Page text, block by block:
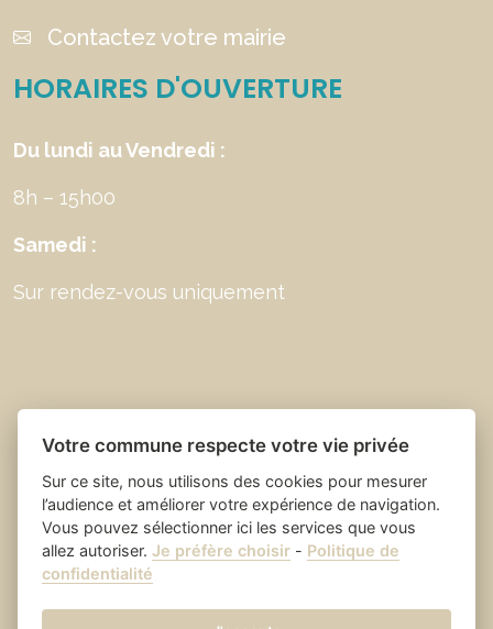
Contactez votre mairie
HORAIRES D'OUVERTURE
Du lundi au Vendredi :
8h – 15h00
Samedi :
Sur rendez-vous uniquement
Place du village la solution web
et appli des collectivités
- Saint Laurent
Mentions légales-- Gestion des cookies
Votre commune respecte votre vie privée
Sur ce site, nous utilisons des cookies pour mesurer
l’audience et améliorer votre expérience de navigation.
Vous pouvez sélectionner ici les services que vous
allez autoriser.Je préfère choisir - Politique de
confidentialité